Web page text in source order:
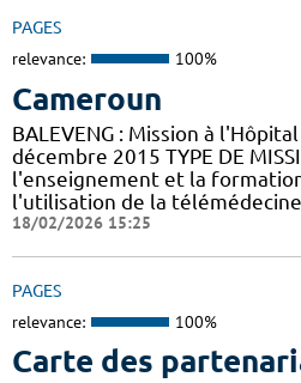
PAGES
relevance: 100%
Cameroun
BALEVENG : Mission à
décembre 2015 TYPE DE
l'enseignement et la
l'utilisation de la
18/02/2026 15:25
PAGES
relevance: 100%
Carte des